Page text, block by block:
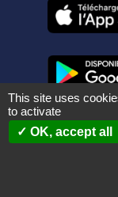
This site uses
to activate
OK, accept all